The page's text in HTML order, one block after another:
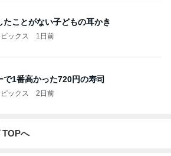
たことがない子どもの耳かき
ックス 1日前
で1番高かった720円の寿司
ックス 2日前
TOPへ